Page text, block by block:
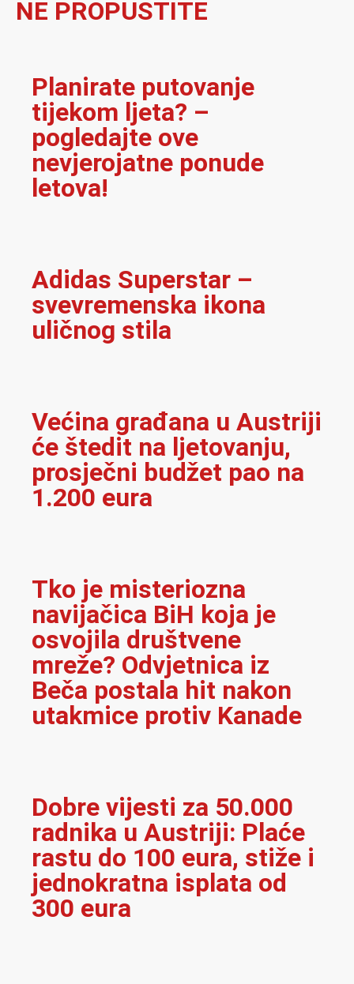
NE PROPUSTITE
Planirate putovanje
tijekom ljeta? –
pogledajte ove
nevjerojatne ponude
letova!
Adidas Superstar –
svevremenska ikona
uličnog stila
Većina građana u Austriji
će štedit na ljetovanju,
prosječni budžet pao na
1.200 eura
Tko je misteriozna
navijačica BiH koja je
osvojila društvene
mreže? Odvjetnica iz
Beča postala hit nakon
utakmice protiv Kanade
Dobre vijesti za 50.000
radnika u Austriji: Plaće
rastu do 100 eura, stiže i
jednokratna isplata od
300 eura